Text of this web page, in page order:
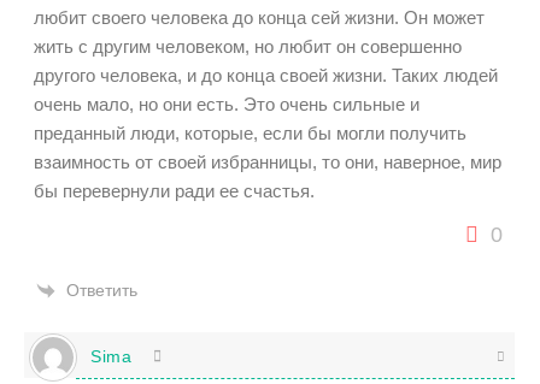
любит своего человека до конца сей жизни. Он может
жить с другим человеком, но любит он совершенно
другого человека, и до конца своей жизни. Таких людей
очень мало, но они есть. Это очень сильные и
преданный люди, которые, если бы могли получить
взаимность от своей избранницы, то они, наверное, мир
бы перевернули ради ее счастья.
0
Ответить
Sima